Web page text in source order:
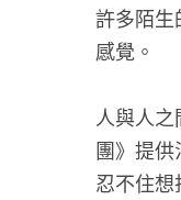
許多陌生
感覺。
人與人
團》提
忍不住想